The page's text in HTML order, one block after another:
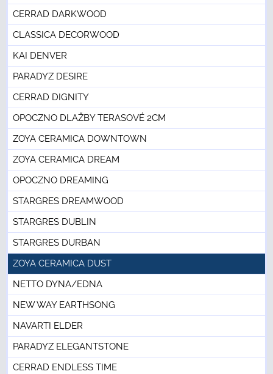
CERRAD DARKWOOD
CLASSICA DECORWOOD
KAI DENVER
PARADYZ DESIRE
CERRAD DIGNITY
OPOCZNO DLAŽBY TERASOVÉ 2CM
ZOYA CERAMICA DOWNTOWN
ZOYA CERAMICA DREAM
OPOCZNO DREAMING
STARGRES DREAMWOOD
STARGRES DUBLIN
STARGRES DURBAN
ZOYA CERAMICA DUST
NETTO DYNA/EDNA
NEW WAY EARTHSONG
NAVARTI ELDER
PARADYZ ELEGANTSTONE
CERRAD ENDLESS TIME